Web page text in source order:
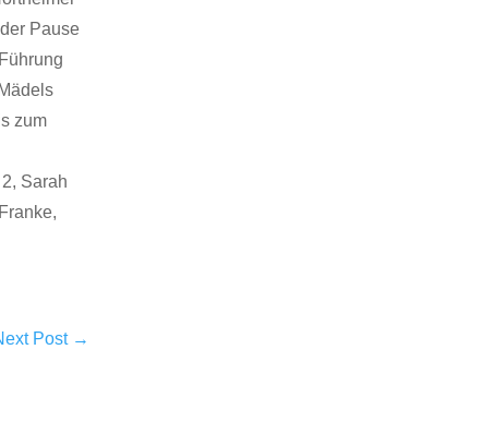
Pause
zum
Sarah
Post→